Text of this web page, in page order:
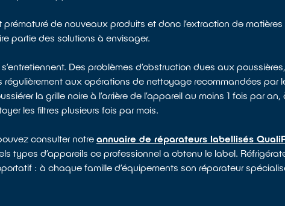
de nouveaux produits et donc l’extraction de matières
partie des solutions à envisager.
Des problèmes d’obstruction dues aux
aux opérations de nettoyage recommandées par
la grille noire à l’arrière de l’appareil au moins 1 fois par an,
les filtres plusieurs fois par mois.
consulter notreannuaire de réparateurs labellisés
types d’appareils ce professionnel a obtenu le label.
: à chaque famille d’équipements son réparateur